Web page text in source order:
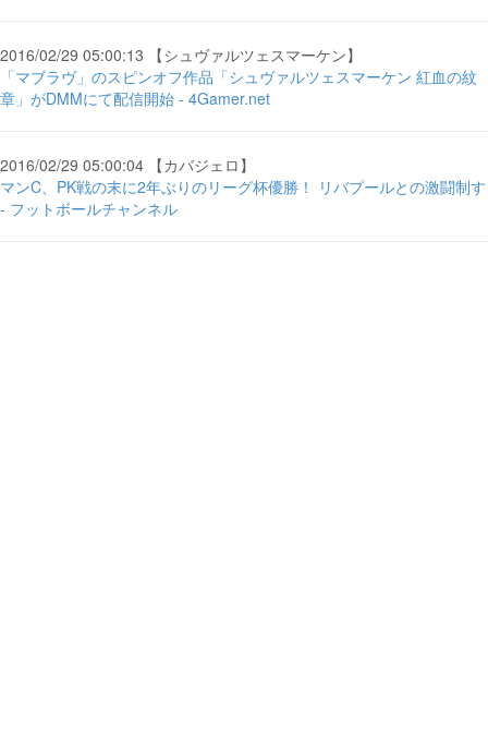
2016/02/29 05:00:13 【シュヴァルツェスマーケン】
「マブラヴ」のスピンオフ作品「シュヴァルツェスマーケン 紅血の紋
章」がDMMにて配信開始 - 4Gamer.net
2016/02/29 05:00:04 【カバジェロ】
マンC、PK戦の末に2年ぶりのリーグ杯優勝！ リバプールとの激闘制す
- フットボールチャンネル